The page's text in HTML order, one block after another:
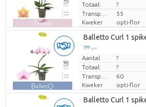
Totaal:
?
55
Kweker
opti-flor
Balletto Curl 1
??? -,--
Prijs per stuk
Aantal ?
Totaal:
?
60
Kweker
opti-flor
Balletto Curl 1